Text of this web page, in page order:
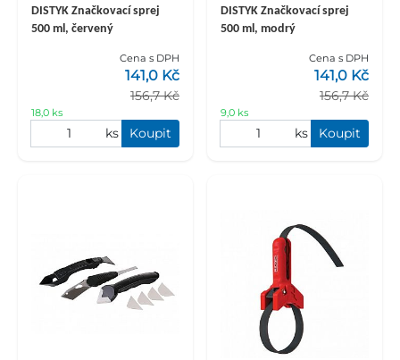
DISTYK Značkovací sprej
500 ml, červený
Cena s DPH
156,7 Kč
141,0 Kč
18,0 ks
ks Koupit
DISTYK Značkovací sprej
500 ml, modrý
Cena s DPH
156,7 Kč
141,0 Kč
9,0 ks
ks Koupit